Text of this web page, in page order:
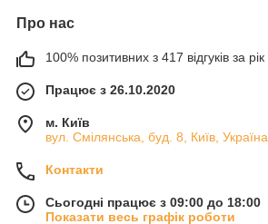
Про нас
100% позитивних з 417 відгуків за рік
Працює з 26.10.2020
м. Київ
вул. Смілянська, буд. 8, Київ, Україна
Контакти
Сьогодні працює з 09:00 до 18:00
Показати весь графік роботи